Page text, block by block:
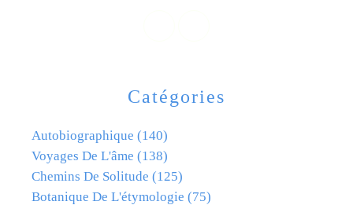
Catégories
Autobiographique (140)
Voyages De L'âme (138)
Chemins De Solitude (125)
Botanique De L'étymologie (75)